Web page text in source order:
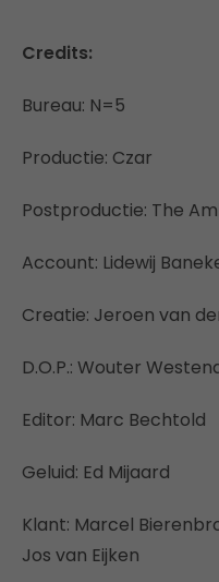
Credits:
Bureau: N=5
Productie: Czar
Postproductie: The
Account: Lidewij
Creatie: Jeroen van
D.O.P.: Wouter
Editor: Marc Bechtold
Geluid: Ed Mijaard
Klant: Marcel
Jos van Eijken